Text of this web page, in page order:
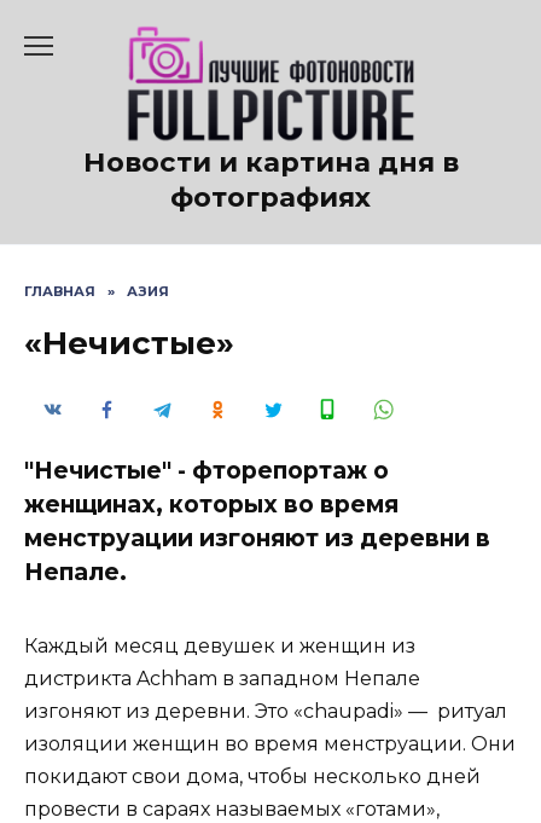
содержанию
Новости и картина дня в
фотографиях
ГЛАВНАЯ » АЗИЯ
«Нечистые»
"Нечистые" - фторепортаж о
женщинах, которых во время
менструации изгоняют из деревни в
Непале.
Каждый месяц девушек и женщин из
дистрикта Achham в западном Непале
изгоняют из деревни. Это «chaupadi» — ритуал
изоляции женщин во время менструации. Они
покидают свои дома, чтобы несколько дней
провести в сараях называемых «готами»,